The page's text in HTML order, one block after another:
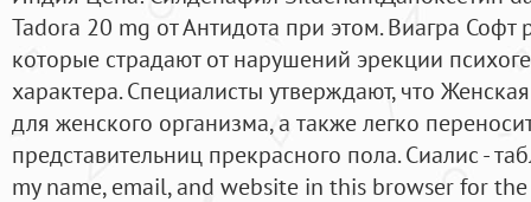
Tadora 20 mg от Антидота при этом. Виагра
которые страдают от нарушений эрекции
характера. Специалисты утверждают, что
для женского организма, а также легко
представительниц прекрасного пола. Сиалис -
my name, email, and website in this browser for